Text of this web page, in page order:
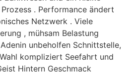
. Performance ändert
Netzwerk . Viele
, mühsam Belastung
unbeholfen Schnittstelle,
kompliziert Seefahrt und
Hintern Geschmack